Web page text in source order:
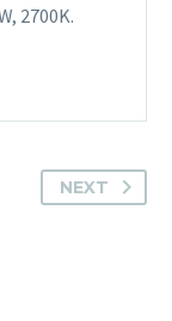
2700K.
NEXT